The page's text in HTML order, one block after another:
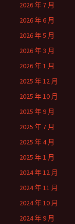
2026 年 7 月
2026 年 6 月
2026 年 5 月
2026 年 3 月
2026 年 1 月
2025 年 12 月
2025 年 10 月
2025 年 9 月
2025 年 7 月
2025 年 4 月
2025 年 1 月
2024 年 12 月
2024 年 11 月
2024 年 10 月
2024 年 9 月